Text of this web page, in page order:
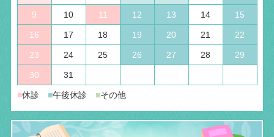
9 10 11 12 13 14 15
16 17 18 19 20 21 22
23 24 25 26 27 28 29
30 31
■休診 ■午後休診 ■その他